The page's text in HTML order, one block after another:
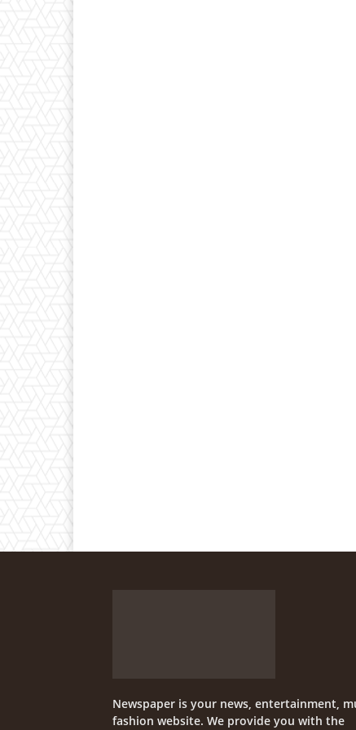
Newspaper is your news, entertainment,
fashion website. We provide you with the